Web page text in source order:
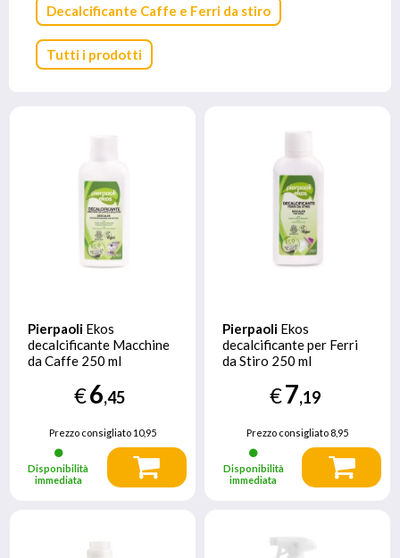
Decalcificante Caffe e Ferri da stiro
Tutti i prodotti
Pierpaoli Ekos
decalcificante Macchine
da Caffe 250 ml
€6,45
Prezzo consigliato10,95
Disponibilità
immediata
Pierpaoli Ekos
decalcificante per Ferri
da Stiro 250 ml
€7,19
Prezzo consigliato 8,95
Disponibilità
immediata